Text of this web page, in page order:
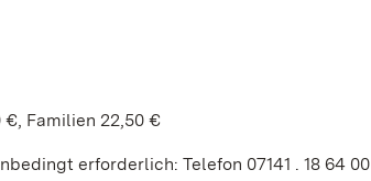
Familien 22,50 €
erforderlich: Telefon 07141 . 18 64 00